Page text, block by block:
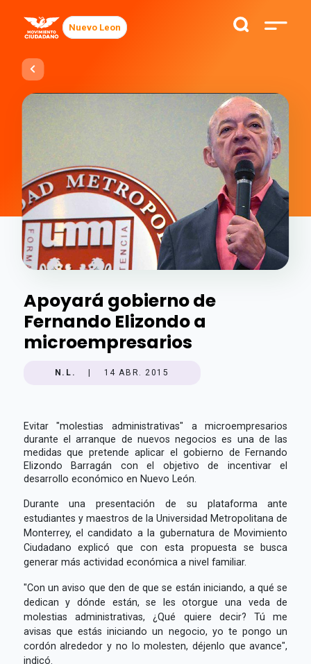
Nuevo Leon
Apoyará gobierno de
Fernando Elizondo a
microempresarios
N.L. 14 ABR. 2015
Evitar "molestias administrativas" a microempresarios
durante el arranque de nuevos negocios es una de las
medidas que pretende aplicar el gobierno de Fernando
Elizondo Barragán con el objetivo de incentivar el
desarrollo económico en Nuevo León.
Durante una presentación de su plataforma ante
estudiantes y maestros de la Universidad Metropolitana de
Monterrey, el candidato a la gubernatura de Movimiento
Ciudadano explicó que con esta propuesta se busca
generar más actividad económica a nivel familiar.
"Con un aviso que den de que se están iniciando, a qué se
dedican y dónde están, se les otorgue una veda de
molestias administrativas, ¿Qué quiere decir? Tú me
avisas que estás iniciando un negocio, yo te pongo un
cordón alrededor y no lo molesten, déjenlo que avance",
indicó.